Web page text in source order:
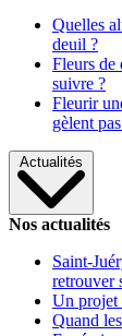
Quelles
deuil ?
Fleurs de
suivre ?
Fleurir
gèlent
Actualités
Nos actualités
Saint-
retrouver
Un projet
Quand